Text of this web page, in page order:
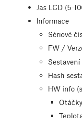
Jas LCD (5-
Informace
Sériové
FW /
Sestavení
Hash
HW info